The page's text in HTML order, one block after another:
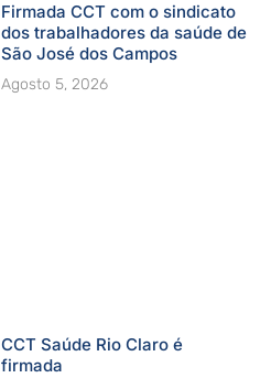
Firmada CCT com o sindicato
dos trabalhadores da saúde de
São José dos Campos
Agosto 5, 2026
CCT Saúde Rio Claro é
firmada